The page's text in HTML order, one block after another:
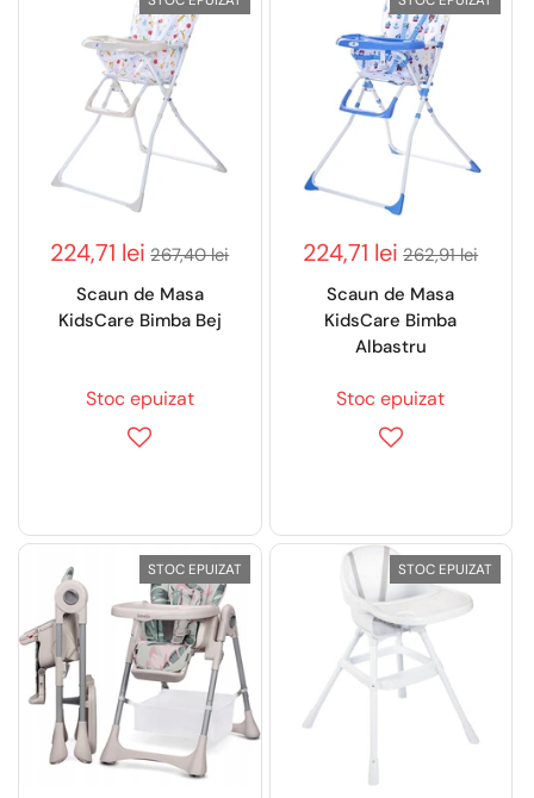
224,71 lei 267,40 lei
Scaun de Masa
KidsCare Bimba Bej
Stoc epuizat
224,71 lei 262,91 lei
Scaun de Masa
KidsCare Bimba
Albastru
Stoc epuizat
STOC EPUIZAT STOC EPUIZAT